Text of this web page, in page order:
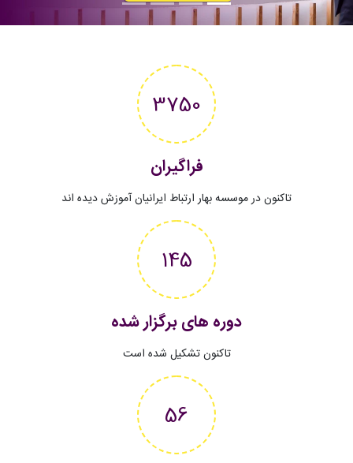
3750
فراگیران
تاکنون در موسسه بهار ارتباط ایرانیان آموزش دیده اند
145
دوره های برگزار شده
تاکنون تشکیل شده است
56